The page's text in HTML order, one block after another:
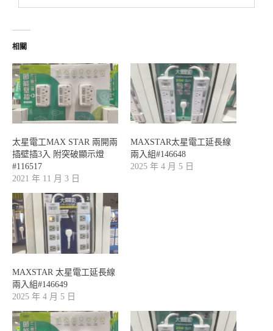
相關
太星電工MAX STAR 兩開兩
插壁插3入 附突破顯示燈
#116517
2021 年 11 月 3 日
MAXSTAR太星電工延長線
兩入組#146648
2025 年 4 月 5 日
MAXSTAR 太星電工延長線
兩入組#146649
2025 年 4 月 5 日